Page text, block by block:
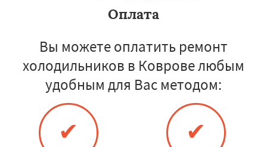
Оплата
Вы можете оплатить ремонт
холодильников в Коврове любым
удобным для Вас методом:
✔ ✔